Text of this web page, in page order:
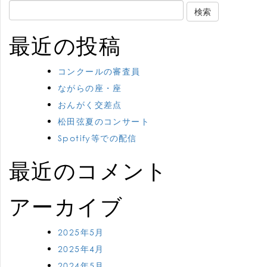
最近の投稿
コンクールの審査員
ながらの座・座
おんがく交差点
松田弦夏のコンサート
Spotify等での配信
最近のコメント
アーカイブ
2025年5月
2025年4月